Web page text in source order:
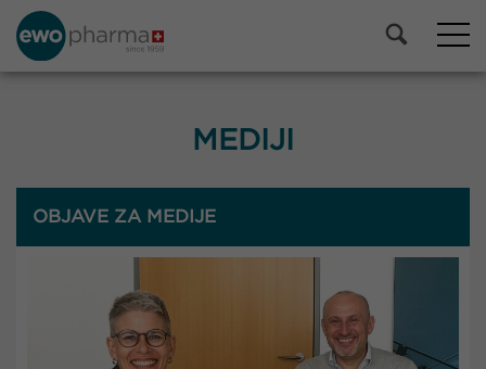
MEDIJI
OBJAVE ZA MEDIJE